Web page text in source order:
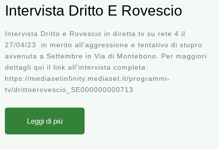
Intervista Dritto E Rovescio
Intervista Dritto e Rovescio in diretta tv su rete 4 il
27/04/23 in merito all'aggressione e tentativo di stupro
avvenuta a Settembre in Via di Montebono. Per maggiori
dettagli qui il link all'intervista completa:
https://mediasetinfinity.mediaset.it/programmi-
tv/drittoerovescio_SE000000000713
Leggi di più